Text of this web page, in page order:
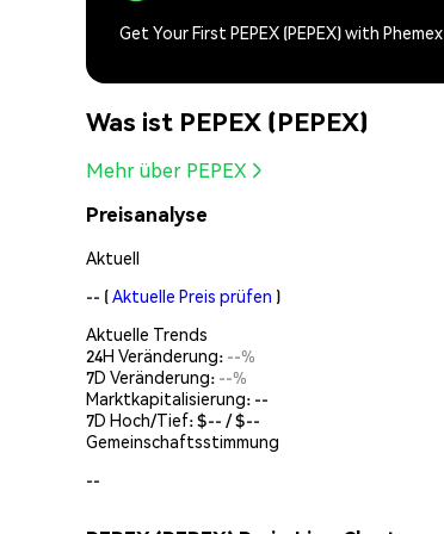
Get Your First PEPEX (PEPEX) with Phemex
Was ist PEPEX (PEPEX)
Mehr über PEPEX
Preisanalyse
Aktuell
-- (Aktuelle Preis prüfen )
Aktuelle Trends
24H Veränderung: --%
7D Veränderung: --%
Marktkapitalisierung: --
7D Hoch/Tief: $-- / $--
Gemeinschaftsstimmung
--